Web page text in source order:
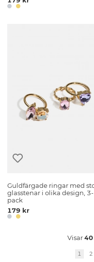
Guldfärgade ringar med
glasstenar i olika design, 3-
pack
179 kr
Visar40
1 2